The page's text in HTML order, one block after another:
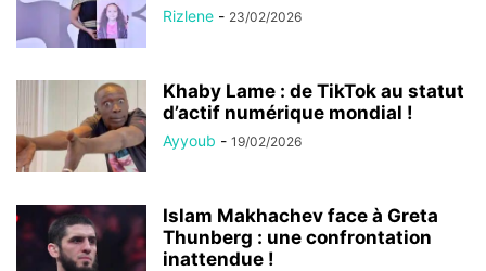
Rizlene - 23/02/2026
Khaby Lame : de TikTok au statut
d’actif numérique mondial !
Ayyoub - 19/02/2026
Islam Makhachev face à Greta
Thunberg : une confrontation
inattendue !